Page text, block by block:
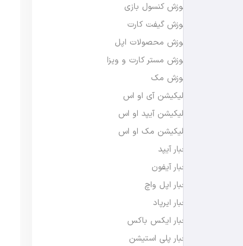
آموزش کنسول بازی
آموزش گیفت کارت
آموزش محصولات اپل
آموزش مستر کارت و ویزا
آموزش مک
اپلیکیشن آی او اس
اپلیکیشن آیپد او اس
اپلیکیشن مک او اس
اخبار آیپد
اخبار آیفون
اخبار اپل واچ
اخبار ایرپاد
اخبار ایکس باکس
اخبار پلی استیشن